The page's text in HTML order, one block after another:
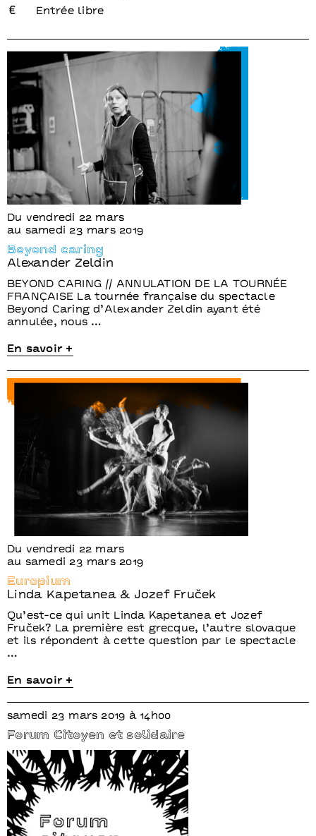
Entrée libre
Du vendredi 22 mars
au samedi 23 mars 2019
Beyond caring
Alexander Zeldin
BEYOND CARING // ANNULATION DE LA TOURNÉE
FRANÇAISE La tournée française du spectacle
Beyond Caring d’Alexander Zeldin ayant été
annulée, nous …
En savoir +
Du vendredi 22 mars
au samedi 23 mars 2019
Europium
Linda Kapetanea & Jozef Fruček
Qu’est-ce qui unit Linda Kapetanea et Jozef
Fruček? La première est grecque, l’autre slovaque
et ils répondent à cette question par le spectacle
…
En savoir +
samedi 23 mars 2019 à 14h00
Forum Citoyen et solidaire